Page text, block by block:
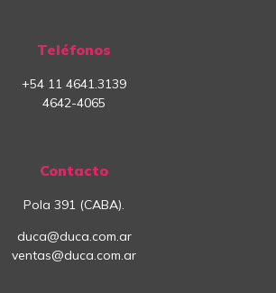
Contacto
Pola 391 (CABA).
duca@duca.com.ar
ventas@duca.com.ar
Teléfonos
+54 11 4641.3139
4642-4065